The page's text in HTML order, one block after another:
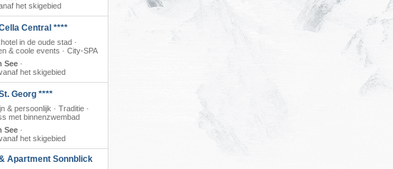
het skigebied
Central ****
in de oude stad ·
& coole events · City-SPA
See·
het skigebied
Georg ****
& persoonlijk · Traditie ·
met binnenzwembad
See·
het skigebied
Apartment Sonnblick